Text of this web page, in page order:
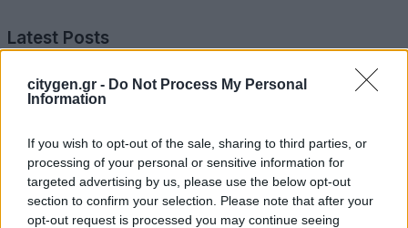
citygen.gr - Do Not Process My Personal
Information
If you wish to opt-out of the sale, sharing to third parties, or
processing of your personal or sensitive information for
targeted advertising by us, please use the below opt-out
section to confirm your selection. Please note that after your
opt-out request is processed you may continue seeing
Latest Posts
Όμιλος Σαρακάκη: Παραχώρησε το νέο Maxus T60 Max
στην ΕΠΟΜΕΑ Βιλίων
6 Αυγούστου 2026
Ν. Χαρδαλιάς: «Με το Παρατηρητήριο Έργων η
Περιφέρεια αποκτά ένα πρωτοποριακό ψηφιακό
εργαλείο λογοδοσίας»